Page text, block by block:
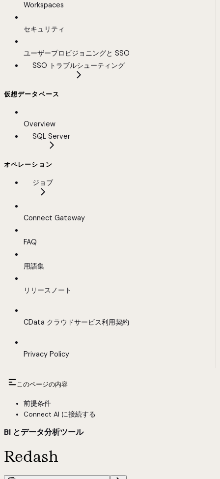
Workspaces
セキュリティ
ユーザープロビジョニングと SSO
SSO トラブルシューティング
仮想データベース
Overview
SQL Server
オペレーション
ジョブ
Connect Gateway
FAQ
用語集
リリースノート
CData クラウドサービス利用契約
Privacy Policy
このページの内容
前提条件
Connect AI に接続する
BI とデータ分析ツール
Redash